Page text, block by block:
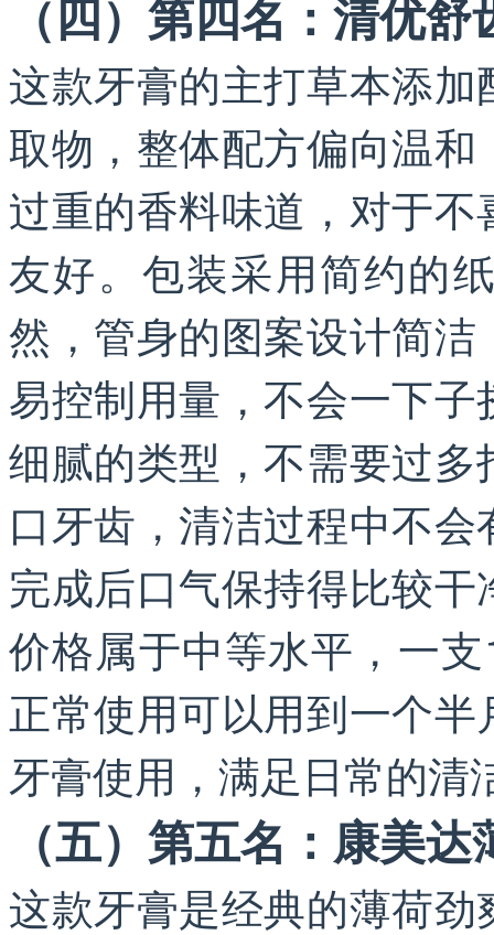
（四）第四名：清优
这款牙膏的主打草本添
取物，整体配方偏向温
过重的香料味道，对于
友好。包装采用简约的
然，管身的图案设计简
易控制用量，不会一下
细腻的类型，不需要过
口牙齿，清洁过程中不
完成后口气保持得比较
价格属于中等水平，一
正常使用可以用到一个
牙膏使用，满足日常的清
（五）第五名：康美
这款牙膏是经典的薄荷